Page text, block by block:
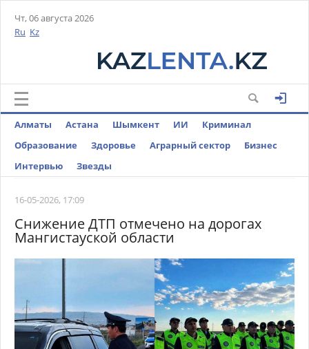
Чт, 06 августа 2026
Ru Kz
Алматы Астана Шымкент ИИ
Криминал
Образование
Здоровье Аграрный сектор
Бизнес
Интервью
Звезды
16-05-2026, 17:09
Снижение ДТП отмечено на дорогах
Мангистауской области